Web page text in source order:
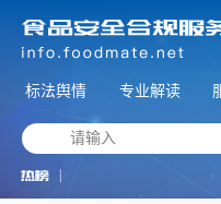
标法舆情 专业解读
请输入